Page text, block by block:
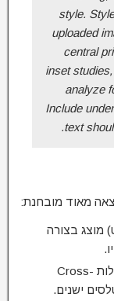
style.
uploaded
central
inset
analyze
Include
text
מאוד מובחנת:
מוצג בצורה
– קווים עדינים, הצללות Cross-